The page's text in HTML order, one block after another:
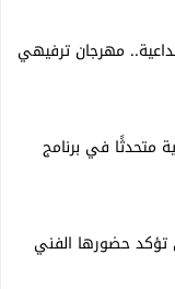
مهرجان ترفيهي
متحدثًا في برنامج
حضورها الفني